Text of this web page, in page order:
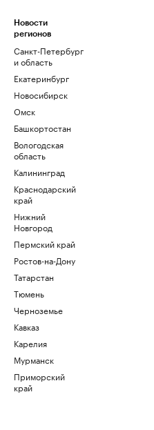
Новости
регионов
Санкт-Петербург
и область
Екатеринбург
Новосибирск
Омск
Башкортостан
Вологодская
область
Калининград
Краснодарский
край
Нижний
Новгород
Пермский край
Ростов-на-Дону
Татарстан
Тюмень
Черноземье
Кавказ
Карелия
Мурманск
Приморский
край